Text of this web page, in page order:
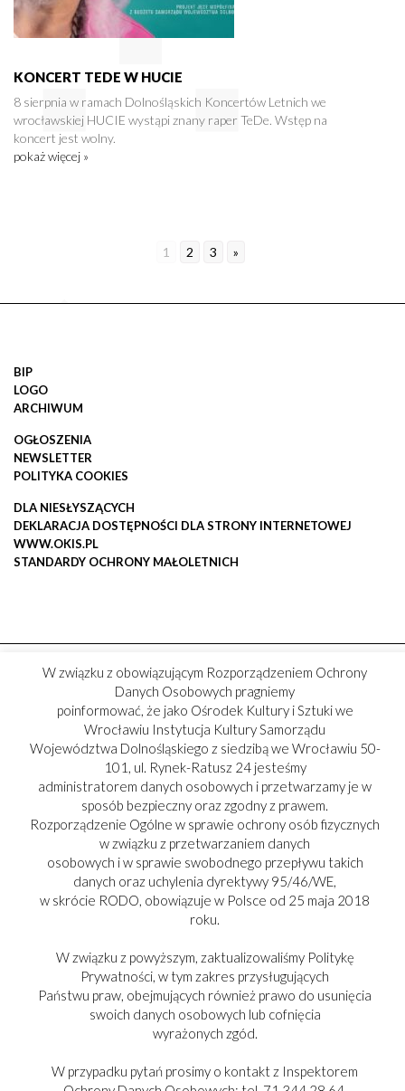
KONCERT TEDE W HUCIE
8 sierpnia w ramach Dolnośląskich Koncertów Letnich we
wrocławskiej HUCIE wystąpi znany raper TeDe. Wstęp na
koncert jest wolny.
pokaż więcej »
1 2 3 »
BIP
LOGO
ARCHIWUM
OGŁOSZENIA
NEWSLETTER
POLITYKA COOKIES
DLA NIESŁYSZĄCYCH
DEKLARACJA DOSTĘPNOŚCI DLA STRONY INTERNETOWEJ
WWW.OKIS.PL
STANDARDY OCHRONY MAŁOLETNICH
PARTNER:
W związku z obowiązującym Rozporządzeniem Ochrony
Danych Osobowych pragniemy
poinformować, że jako Ośrodek Kultury i Sztuki we
Wrocławiu Instytucja Kultury Samorządu
Województwa Dolnośląskiego z siedzibą we Wrocławiu 50-
101, ul. Rynek-Ratusz 24 jesteśmy
administratorem danych osobowych i przetwarzamy je w
sposób bezpieczny oraz zgodny z prawem.
Rozporządzenie Ogólne w sprawie ochrony osób fizycznych
w związku z przetwarzaniem danych
osobowych i w sprawie swobodnego przepływu takich
danych oraz uchylenia dyrektywy 95/46/WE,
w skrócie RODO, obowiązuje w Polsce od 25 maja 2018
roku.
W związku z powyższym, zaktualizowaliśmy Politykę
Prywatności, w tym zakres przysługujących
Państwu praw, obejmujących również prawo do usunięcia
swoich danych osobowych lub cofnięcia
wyrażonych zgód.
W przypadku pytań prosimy o kontakt z Inspektorem